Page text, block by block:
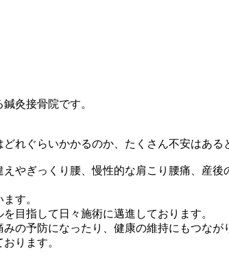
灸接骨院です。
れぐらいかかるのか、たくさん不安はある
やぎっくり腰、慢性的な肩こり腰痛、産
す。
目指して日々施術に邁進しております。
の予防になったり、健康の維持にもつなが
ります。